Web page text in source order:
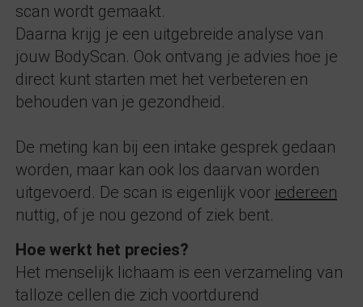
scan wordt gemaakt.
Daarna krijg je een uitgebreide analyse van
jouw BodyScan. Ook ontvang je advies hoe je
direct kunt starten met het verbeteren en
behouden van je gezondheid.
De meting kan bij een intake gesprek gedaan
worden, maar kan ook los daarvan worden
uitgevoerd. De scan is eigenlijk voor iedereen
nuttig, of je nou gezond of ziek bent.
Hoe werkt het precies?
Het menselijk lichaam is een verzameling van
talloze cellen die zich voortdurend